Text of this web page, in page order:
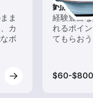
ま
カ
ボ
釣船チャ
経験豊富
れるポイ
てもらおう
$60-$800